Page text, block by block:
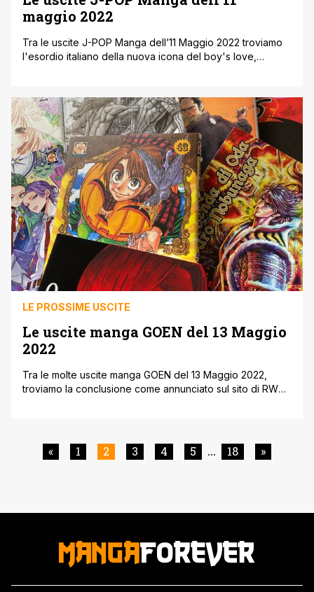
maggio 2022
Tra le uscite J-POP Manga dell’11 Maggio 2022 troviamo
l'esordio italiano della nuova icona del boy's love,
e Shuu si sono persi di vista. Ora però sono liceali e Shuu
si è trasferito a casa della nonna, [']
LE PROSSIME USCITE
Le uscite manga GOEN del 13 Maggio
2022
Tra le molte uscite manga GOEN del 13 Maggio 2022,
troviamo la conclusione come annunciato sul sito di RW
potete mentre qui potete leggere gli annunci [']
« 1 2 3 4 5 ... 18 »